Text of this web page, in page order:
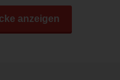
anzeigen